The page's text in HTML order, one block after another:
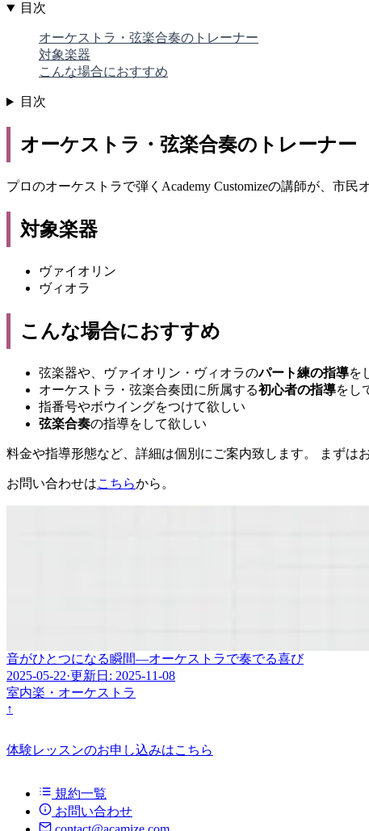
目次
オーケストラ・弦楽合奏のトレーナー
対象楽器
こんな場合におすすめ
目次
オーケストラ・弦楽合奏のトレーナー
プロのオーケストラで弾くAcademy Customizeの講師が、市
対象楽器
ヴァイオリン
ヴィオラ
こんな場合におすすめ
弦楽器や、ヴァイオリン・ヴィオラのパート練の指導を
オーケストラ・弦楽合奏団に所属する初心者の指導をし
指番号やボウイングをつけて欲しい
弦楽合奏の指導をして欲しい
料金や指導形態など、詳細は個別にご案内致します。 まずは
お問い合わせはこちらから。
音がひとつになる瞬間—オーケストラで奏でる喜び
2025-05-22·更新日: 2025-11-08
室内楽・オーケストラ
↑
体験レッスンのお申し込みはこちら
規約一覧
お問い合わせ